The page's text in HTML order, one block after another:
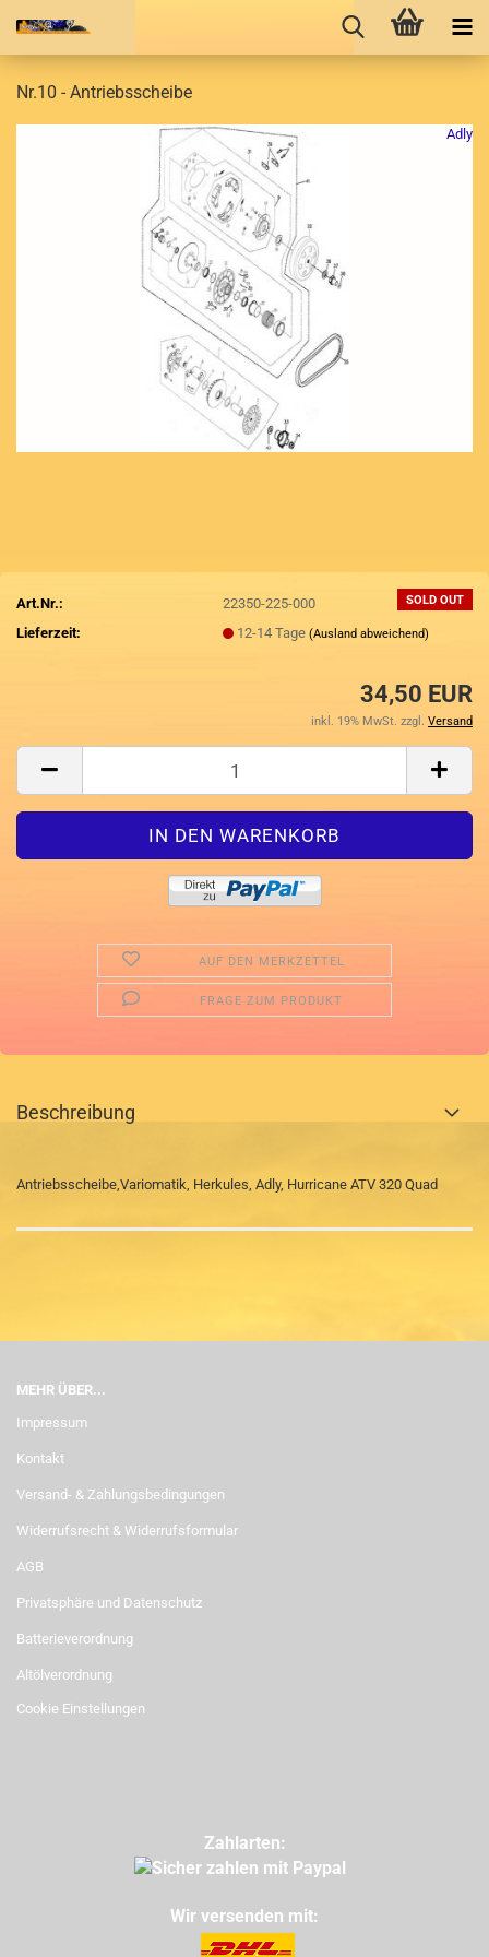
Nr.10 - Antriebsscheibe
Adly
SOLD OUT
Art.Nr.:
22350-225-000
Lieferzeit:
12-14 Tage(Ausland abweichend)
34,50 EUR
inkl. 19% MwSt. zzgl. Versand
AUF DEN MERKZETTEL
FRAGE ZUM PRODUKT
Beschreibung
Antriebsscheibe,Variomatik, Herkules, Adly, Hurricane ATV 320 Quad
MEHR ÜBER...
Impressum
Kontakt
Versand- & Zahlungsbedingungen
Widerrufsrecht & Widerrufsformular
AGB
Privatsphäre und Datenschutz
Batterieverordnung
Altölverordnung
Cookie Einstellungen
Zahlarten:
Wir versenden mit: